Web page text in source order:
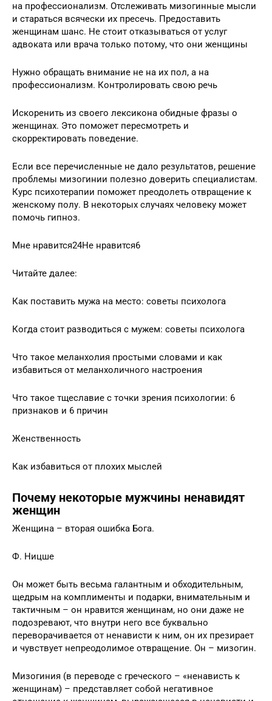
на профессионализм. Отслеживать мизогинные мысли
и стараться всячески их пресечь. Предоставить
женщинам шанс. Не стоит отказываться от услуг
адвоката или врача только потому, что они женщины
Нужно обращать внимание не на их пол, а на
профессионализм. Контролировать свою речь
Искоренить из своего лексикона обидные фразы о
женщинах. Это поможет пересмотреть и
скорректировать поведение.
Если все перечисленные не дало результатов, решение
проблемы мизогинии полезно доверить специалистам.
Курс психотерапии поможет преодолеть отвращение к
женскому полу. В некоторых случаях человеку может
помочь гипноз.
Мне нравится24Не нравится6
Читайте далее:
Как поставить мужа на место: советы психолога
Когда стоит разводиться с мужем: советы психолога
Что такое меланхолия простыми словами и как
избавиться от меланхоличного настроения
Что такое тщеславие с точки зрения психологии: 6
признаков и 6 причин
Женственность
Как избавиться от плохих мыслей
Почему некоторые мужчины ненавидят
женщин
Женщина – вторая ошибка Бога.
Ф. Ницше
Он может быть весьма галантным и обходительным,
щедрым на комплименты и подарки, внимательным и
тактичным – он нравится женщинам, но они даже не
подозревают, что внутри него все буквально
переворачивается от ненависти к ним, он их презирает
и чувствует непреодолимое отвращение. Он – мизогин.
Мизогиния (в переводе с греческого – «ненависть к
женщинам) – представляет собой негативное